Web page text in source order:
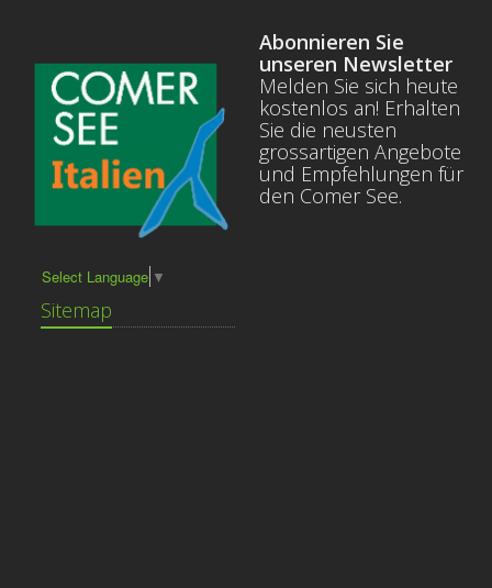
Select Language ▼
Sitemap
Abonnieren Sie
unseren Newsletter
Melden Sie sich heute
kostenlos an! Erhalten
Sie die neusten
grossartigen Angebote
und Empfehlungen für
den Comer See.